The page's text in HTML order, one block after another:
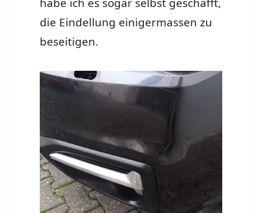
die Eindellung einigermassen zu
beseitigen.